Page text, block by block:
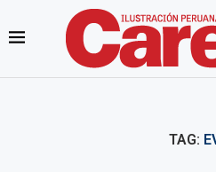
TAG: